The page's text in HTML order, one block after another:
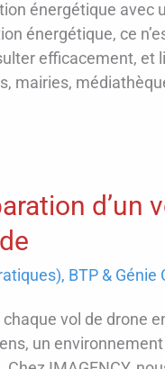
énergétique avec
énergétique, ce
efficacement,
mairies,
d’un
, BTP & Génie
vol de drone
un